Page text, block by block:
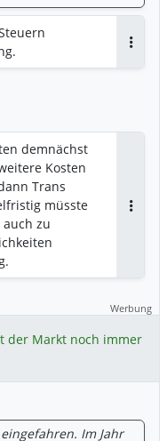
demnächst
Kosten
Trans
müsste
zu
Werbung
der Markt noch immer
Im Jahr